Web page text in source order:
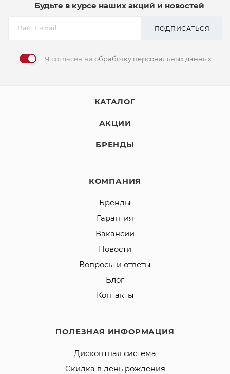
Будьте в курсе наших акций и новостей
ПОДПИСАТЬСЯ
Я согласен на обработку персональных данных
КАТАЛОГ
АКЦИИ
БРЕНДЫ
КОМПАНИЯ
Бренды
Гарантия
Вакансии
Новости
Вопросы и ответы
Блог
Контакты
ПОЛЕЗНАЯ ИНФОРМАЦИЯ
Дисконтная система
Скидка в день рождения